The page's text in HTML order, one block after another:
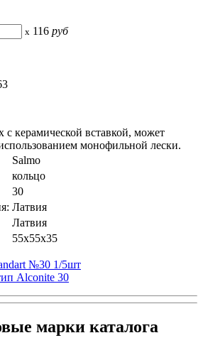
x 116 руб
с керамической вставкой, может
монофильной лески.
Salmo
кольцо
30
Латвия
Латвия
55x55x35
№30 1/5шт
Alconite 30
марки каталога